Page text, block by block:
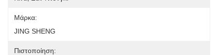
Μάρκα:
JING SHENG
Πιστοποίηση: